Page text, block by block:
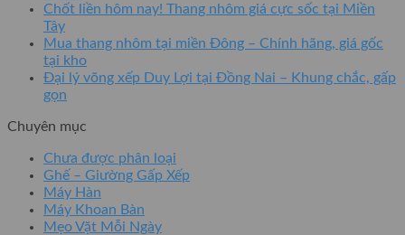
Chốt liền hôm nay! Thang nhôm giá cực sốc tại Miền
Tây
Mua thang nhôm tại miền Đông – Chính hãng, giá gốc
tại kho
Đại lý võng xếp Duy Lợi tại Đồng Nai – Khung chắc, gấp
gọn
Chuyên mục
Chưa được phân loại
Ghế – Giường Gấp Xếp
Máy Hàn
Máy Khoan Bàn
Mẹo Vặt Mỗi Ngày